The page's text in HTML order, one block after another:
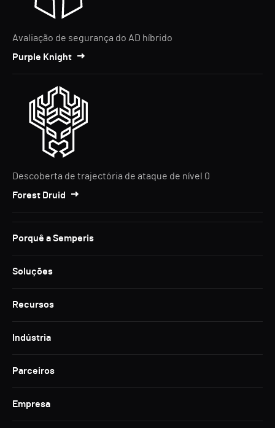
Avaliação de segurança do AD híbrido
Purple Knight
Descoberta de trajectória de ataque de nível 0
Forest Druid
Porquê a Semperis
Soluções
Recursos
Indústria
Parceiros
Empresa